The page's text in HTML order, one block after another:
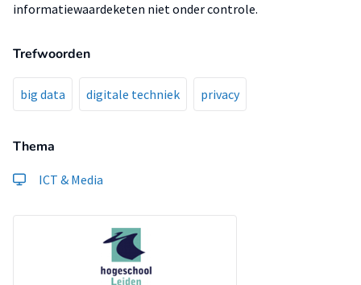
informatiewaardeketen niet onder controle.
Trefwoorden
big data digitale techniek privacy
Thema
ICT & Media